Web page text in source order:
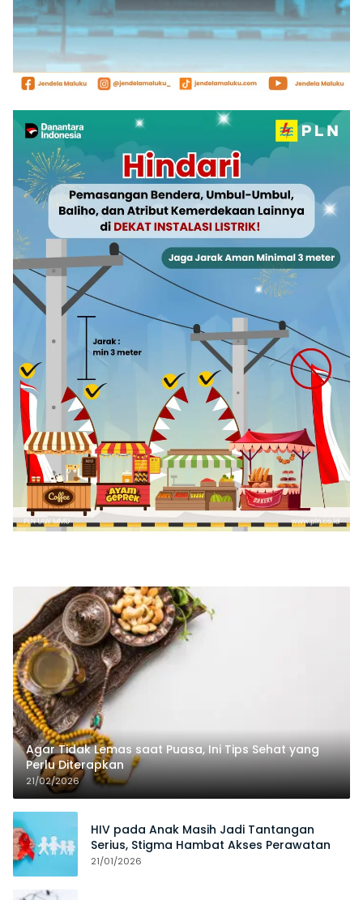
Agar Tidak Lemas saat Puasa, Ini Tips Sehat yang
Perlu Diterapkan
21/02/2026
HIV pada Anak Masih Jadi Tantangan
Serius, Stigma Hambat Akses Perawatan
21/01/2026